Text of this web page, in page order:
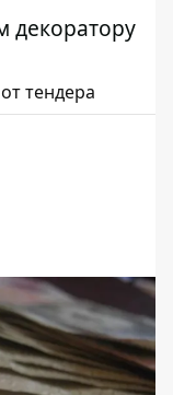
декоратору
тендера